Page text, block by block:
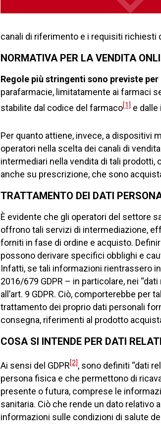
canali di riferimento e i requisiti richiesti
NORMATIVA PER LA VENDITA
Regole più stringenti sono previste
parafarmacie, limitatamente ai farmaci
stabilite dal codice del farmaco[1] e
Per quanto attiene, invece, a dispositivi
operatori nella scelta dei canali di
intermediari nella vendita di tali
anche su prescrizione, che sono
TRATTAMENTO DEI DATI
È evidente che gli operatori del settore
offrono tali servizi di intermediazione,
forniti in fase di ordine e acquisto.
possono derivare specifici obblighi e
Infatti, se tali informazioni rientrassero
2016/679 GDPR – in particolare, nei
all’art. 9 GDPR. Ciò, comporterebbe
trattamento dei proprio dati personali
consegna, riferimenti al prodotto
COSA SI INTENDE PER DATI
Ai sensi del GDPR[2], sono definiti “dati
persona fisica e che permettono di
presente o futura, comprese le
sanitaria. Ciò che rende un dato relativo
informazioni sulle condizioni di salute